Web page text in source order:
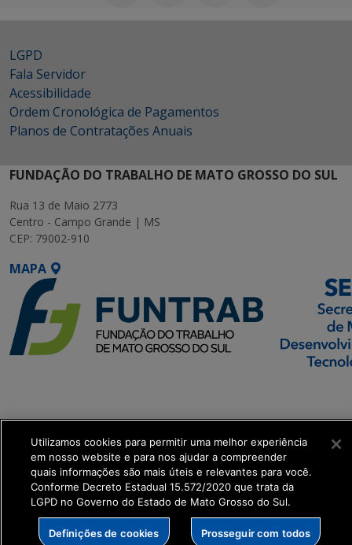
LGPD
Fala Servidor
Acessibilidade
Ordem Cronológica de Pagamentos
Planos de Contratações Anuais
FUNDAÇÃO DO TRABALHO DE MATO GROSSO DO SUL
Rua 13 de Maio 2773
Centro - Campo Grande | MS
CEP: 79002-910
MAPA
get_footer();
Utilizamos cookies para permitir uma melhor experiência
em nosso website e para nos ajudar a compreender
quais informações são mais úteis e relevantes para você.
Conforme Decreto Estadual 15.572/2020 que trata da
LGPD no Governo do Estado de Mato Grosso do Sul.
Definições de cookies Prosseguir com todos